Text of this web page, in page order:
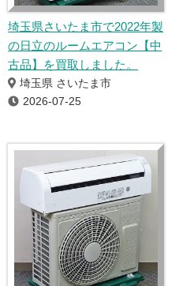
埼玉県さいたま市で2022年製
の日立のルームエアコン【中
古品】を買取しました。
埼玉県 さいたま市
2026-07-25